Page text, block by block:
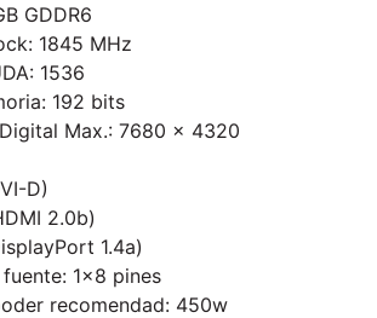
GDDR6
1845 MHz
1536
192 bits
Max.: 7680 x 4320
D)
2.0b)
1.4a)
1×8 pines
recomendad: 450w